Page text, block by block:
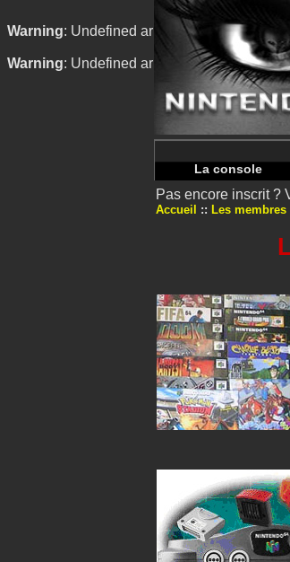
Warning: Undefined array key
Warning: Undefined array key
La console
Pas encore inscrit ?
Accueil Les membres